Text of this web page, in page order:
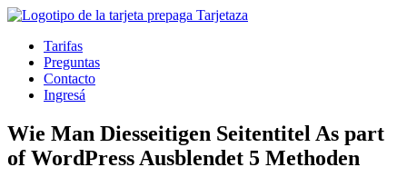
Tarifas
Preguntas
Contacto
Ingresá
Wie Man Diesseitigen Seitentitel As part
of WordPress Ausblendet 5 Methoden